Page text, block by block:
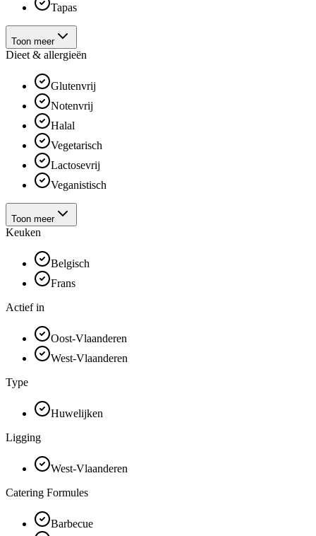
Tapas
Toon meer
Dieet & allergieën
Glutenvrij
Notenvrij
Halal
Vegetarisch
Lactosevrij
Veganistisch
Toon meer
Keuken
Belgisch
Frans
Actief in
Oost-Vlaanderen
West-Vlaanderen
Type
Huwelijken
Ligging
West-Vlaanderen
Catering Formules
Barbecue